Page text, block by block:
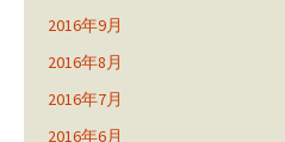
2016年9月
2016年8月
2016年7月
2016年6月